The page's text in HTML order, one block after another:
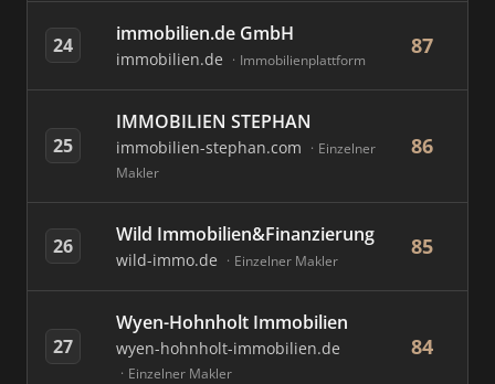
24 immobilien.de GmbH
immobilien.de Immobilienplattform
87
25
IMMOBILIEN STEPHAN
immobilien-stephan.com
Einzelner
Makler
86
26 Wild Immobilien&Finanzierung
wild-immo.de Einzelner Makler
85
27
Wyen-Hohnholt Immobilien
wyen-hohnholt-immobilien.de
Einzelner Makler
84